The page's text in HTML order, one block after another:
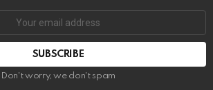
Don't worry, we don't spam